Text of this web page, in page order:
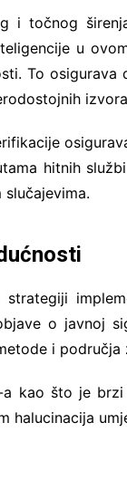
i točnog
u
To osigurava
hitnih
o javnoj
i područja
kao što je
halucinacija